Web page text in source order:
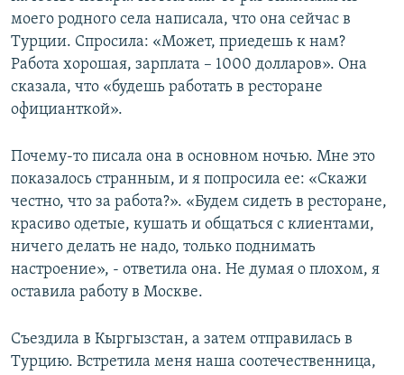
моего родного села написала, что она сейчас в
Турции. Спросила: «Может, приедешь к нам?
Работа хорошая, зарплата – 1000 долларов». Она
сказала, что «будешь работать в ресторане
официанткой».
Почему-то писала она в основном ночью. Мне это
показалось странным, и я попросила ее: «Скажи
честно, что за работа?». «Будем сидеть в ресторане,
красиво одетые, кушать и общаться с клиентами,
ничего делать не надо, только поднимать
настроение», - ответила она. Не думая о плохом, я
оставила работу в Москве.
Съездила в Кыргызстан, а затем отправилась в
Турцию. Встретила меня наша соотечественница,